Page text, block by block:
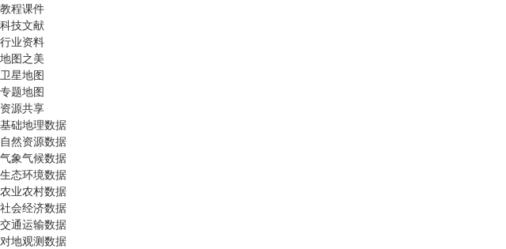
教程课件
科技文献
行业资料
地图之美
卫星地图
专题地图
资源共享
基础地理数据
自然资源数据
气象气候数据
生态环境数据
农业农村数据
社会经济数据
交通运输数据
对地观测数据